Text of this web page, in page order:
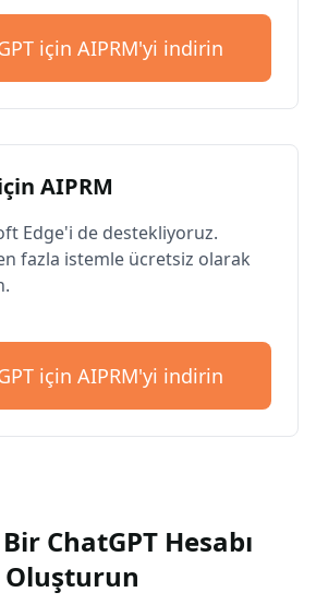
için AIPRM'yi indirin
AIPRM
Edge'i de destekliyoruz.
fazla istemle ücretsiz olarak
için AIPRM'yi indirin
ChatGPT Hesabı
Oluşturun